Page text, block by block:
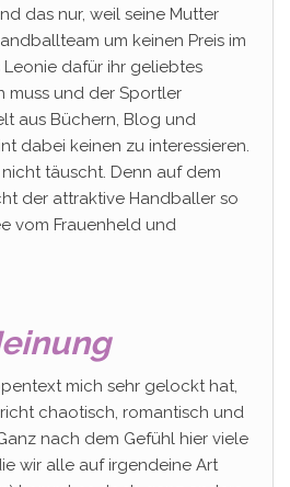
das nur, weil seine Mutter
um keinen Preis im
Leonie dafür ihr geliebtes
muss und der Sportler
aus Büchern, Blog und
dabei keinen zu interessieren.
täuscht. Denn auf dem
der attraktive Handballer so
vom Frauenheld und
mich sehr gelockt hat,
chaotisch, romantisch und
nach dem Gefühl hier viele
wir alle auf irgendeine Art